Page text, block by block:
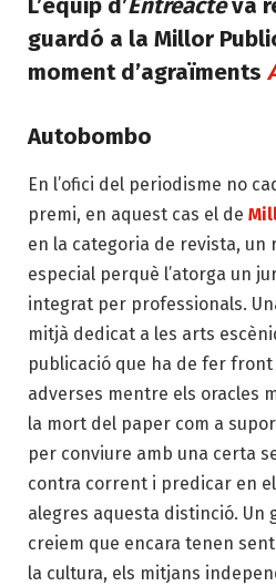
L’equip d’Entreacteva
guardó a la Millor
moment d’agraïments
Autobombo
En l’ofici del periodisme no
premi, en aquest cas el de
en la categoria de revista, un
especial perquè l’atorga un
integrat per professionals.
mitjà dedicat a les arts
publicació que ha de fer
adverses mentre els oracles
la mort del paper com a
per conviure amb una certa
contra corrent i predicar en
alegres aquesta distinció. Un
creiem que encara tenen
la cultura, els mitjans